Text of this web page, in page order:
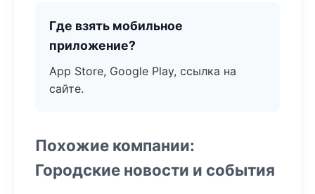
Где взять мобильное
приложение?
App Store, Google Play, ссылка на
сайте.
Похожие компании:
Городские новости и события